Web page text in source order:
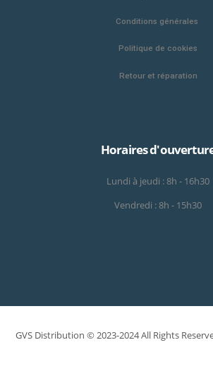
Conditions générales
Politique de cookies
Retour et réparation
Horaires
Lundi à jeudi : 8h - 16h30
Vendredi : 8h - 15h30
GVS Distribution © 2023-2024 All Rights